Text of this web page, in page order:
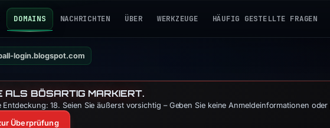
DOMAINS NACHRICHTEN ÜBER WERKZEUGE HÄUFIG GESTELLTE FRAGEN
login.blogspot.com
ALS BÖSARTIG MARKIERT.
18. Seien Sie äußerst vorsichtig – Geben Sie keine Anmeldeinformationen
Überprüfung